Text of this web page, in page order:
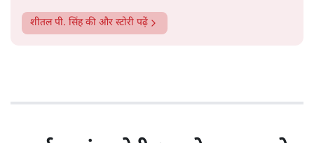
की। इसके बाद पारिवारिक व्यवसाय में क़रीब दो दशक गुज़ारने के
'समकाल' पाक्षिक समाचार पत्रिका का क़रीब एक वर्ष प्रकाशन किया